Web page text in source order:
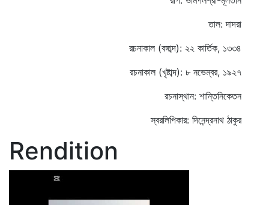
তাল: দাদরা
রচনাকাল (বঙ্গাব্দ): ২২ কার্তিক, ১৩৩৪
রচনাকাল (খৃষ্টাব্দ): ৮ নভেম্বর, ১৯২৭
রচনাস্থান: শান্তিনিকেতন
স্বরলিপিকার: দিনেন্দ্রনাথ ঠাকুর
Rendition